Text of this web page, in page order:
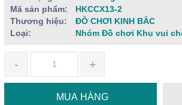
Mã sản phẩm:
HKCCX13-2
Thương hiệu:
ĐỒ CHƠI KINH BẮC
Loại:
Nhóm Đồ chơi Khu vui
- +
MUA HÀNG